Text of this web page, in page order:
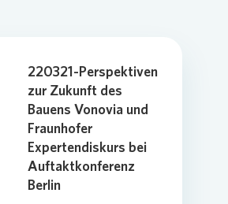
220321-Perspektiven
zur Zukunft des
Bauens Vonovia und
Fraunhofer
Expertendiskurs bei
Auftaktkonferenz
Berlin